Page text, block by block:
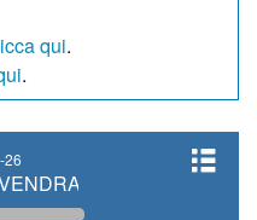
qui.
.
26
FILIPPO FIORELLI